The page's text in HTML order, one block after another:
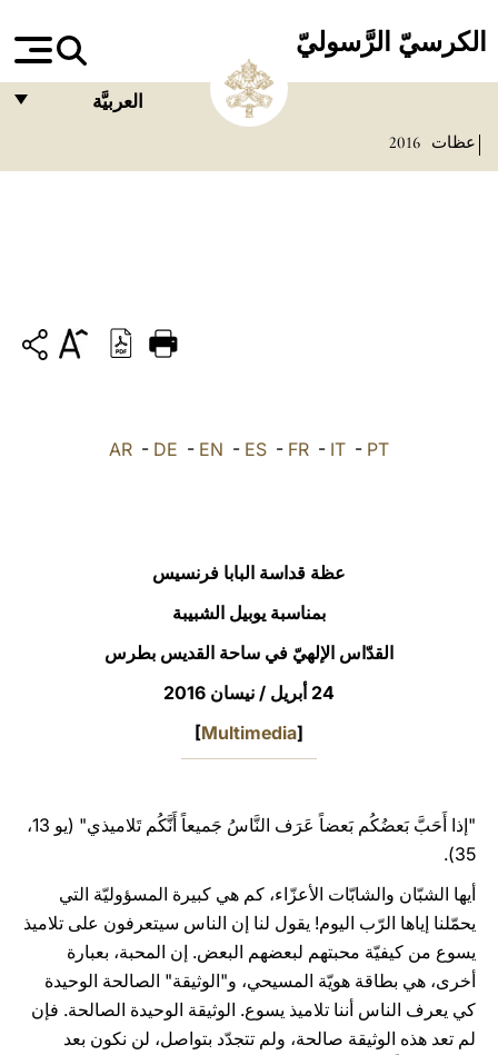
الكرسيّ الرَّسوليّ
العربيَّة
DEUTSCH
العربيّة
عظات 2016
AR - DE - EN - ES - FR - IT - PT
عظة قداسة البابا فرنسيس
بمناسبة يوبيل الشبيبة
القدّاس الإلهيّ في ساحة القديس بطرس
24 أبريل / نيسان 2016
[Multimedia]
"إذا أَحَبَّ بَعضُكُم بَعضاً عَرَف النَّاسُ جَميعاً أَنَّكُم تَلاميذي" (يو 13،
35).
أيها الشبّان والشابّات الأعزّاء، كم هي كبيرة المسؤوليّة التي
يحمّلنا إياها الرّب اليوم! يقول لنا إن الناس سيتعرفون على تلاميذ
يسوع من كيفيّة محبتهم لبعضهم البعض. إن المحبة، بعبارة
أخرى، هي بطاقة هويّة المسيحي، و"الوثيقة" الصالحة الوحيدة
كي يعرف الناس أننا تلاميذ يسوع. الوثيقة الوحيدة الصالحة. فإن
لم تعد هذه الوثيقة صالحة، ولم تتجدّد بتواصل، لن نكون بعد